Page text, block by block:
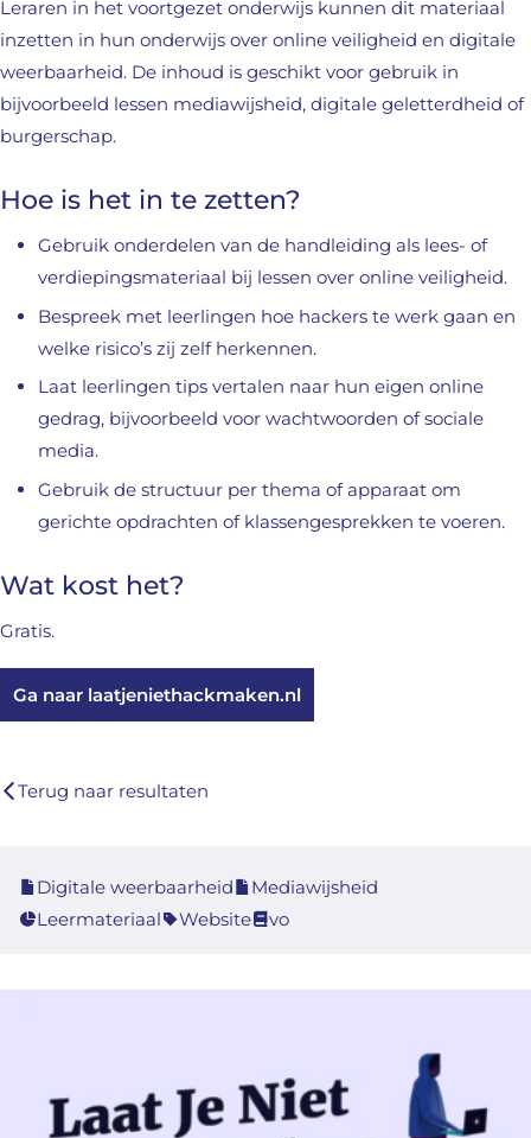
Leraren in het voortgezet onderwijs kunnen dit materiaal
inzetten in hun onderwijs over online veiligheid en digitale
weerbaarheid. De inhoud is geschikt voor gebruik in
bijvoorbeeld lessen mediawijsheid, digitale geletterdheid of
burgerschap.
Hoe is het in te zetten?
Gebruik onderdelen van de handleiding als lees- of
verdiepingsmateriaal bij lessen over online veiligheid.
Bespreek met leerlingen hoe hackers te werk gaan en
welke risico’s zij zelf herkennen.
Laat leerlingen tips vertalen naar hun eigen online
gedrag, bijvoorbeeld voor wachtwoorden of sociale
media.
Gebruik de structuur per thema of apparaat om
gerichte opdrachten of klassengesprekken te voeren.
Wat kost het?
Gratis.
Ga naar laatjeniethackmaken.nl
Terug naar resultaten
Digitale weerbaarheid
Mediawijsheid
Leermateriaal
Website vo